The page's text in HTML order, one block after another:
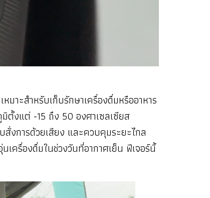
าะสำหรับเก็บรักษาเครื่องดื่มหรืออาหาร
ตั้งแต่ -15 ถึง 50 องศาเซลเซียส
การด้วยเสียง และควบคุมระยะไกล
เครื่องดื่มในช่วงวันที่อากาศเย็น ฟีเจอร์นี้